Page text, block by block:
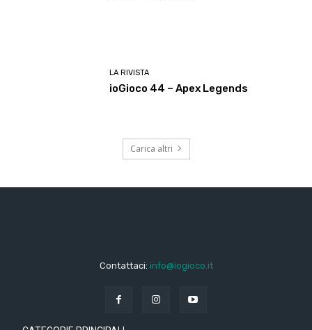
LA RIVISTA
ioGioco 44 – Apex Legends
Carica altri
Contattaci: info@iogioco.it